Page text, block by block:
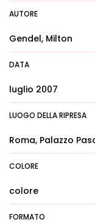
AUTORE
Gendel, Milton
DATA
luglio 2007
LUOGO DELLA RIPRESA
Roma, Palazzo
COLORE
colore
FORMATO